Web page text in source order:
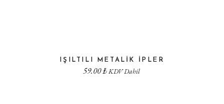
IŞILTILI METALIK IPLER
59.00₺KDV Dahil